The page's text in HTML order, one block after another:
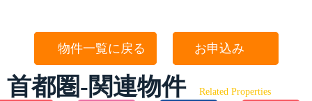
物件一覧に戻る お申込み
首都圏-関連物件 Related Properties